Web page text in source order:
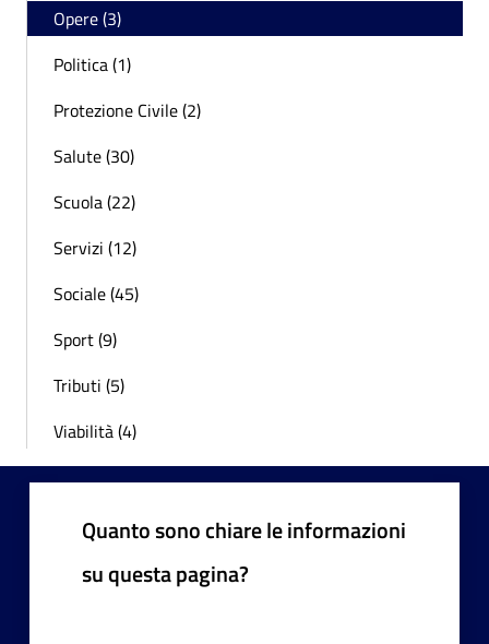
Opere (3)
Politica (1)
Protezione Civile (2)
Salute (30)
Scuola (22)
Servizi (12)
Sociale (45)
Sport (9)
Tributi (5)
Viabilità (4)
Quanto sono chiare le informazioni
su questa pagina?